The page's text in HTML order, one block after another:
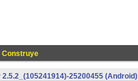
Construye
25200455 (Android)